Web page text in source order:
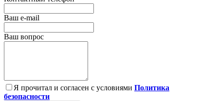
Ваш e-mail
Ваш вопрос
Я прочитал и согласен с условиями Политика
безопасности